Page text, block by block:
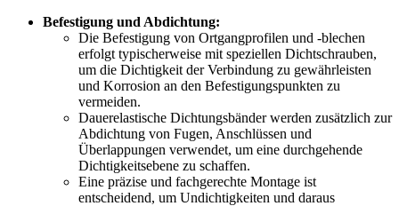
Befestigung und Abdichtung:
Die Befestigung von Ortgangprofilen und -blechen
erfolgt typischerweise mit speziellen Dichtschrauben,
um die Dichtigkeit der Verbindung zu gewährleisten
und Korrosion an den Befestigungspunkten zu
vermeiden.
Dauerelastische Dichtungsbänder werden zusätzlich zur
Abdichtung von Fugen, Anschlüssen und
Überlappungen verwendet, um eine durchgehende
Dichtigkeitsebene zu schaffen.
Eine präzise und fachgerechte Montage ist
entscheidend, um Undichtigkeiten und daraus